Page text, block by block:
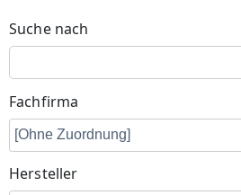
Suche nach
Fachfirma
Hersteller